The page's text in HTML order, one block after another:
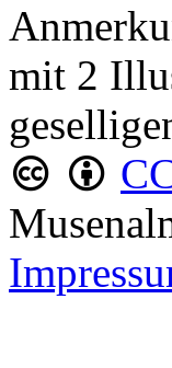
mit 2